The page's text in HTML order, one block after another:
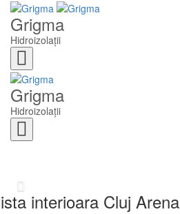
Grigma
Hidroizolații
Toggle
navigation
Grigma
Hidroizolații
Toggle
navigation
Previous
interioara Cluj Arena